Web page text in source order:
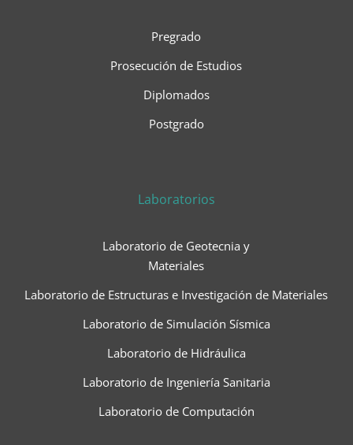
Pregrado
Prosecución de Estudios
Diplomados
Postgrado
Laboratorios
Laboratorio de Geotecnia y
Materiales
Laboratorio de Estructuras e Investigación de Materiales
Laboratorio de Simulación Sísmica
Laboratorio de Hidráulica
Laboratorio de Ingeniería Sanitaria
Laboratorio de Computación